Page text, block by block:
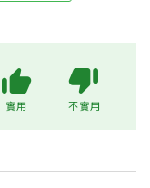
實用 不實用